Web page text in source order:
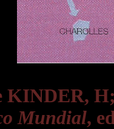
KINDER,
Mundial,